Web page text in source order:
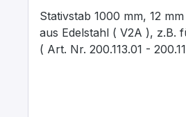
Stativstab 1000 mm, 12
aus Edelstahl ( V2A ), z.B.
( Art. Nr. 200.113.01 -